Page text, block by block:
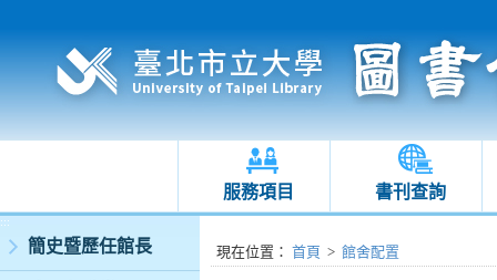
服務項目 書刊查詢
:::
簡史暨歷任館長 :::現在位置 ： 首頁 > 館舍配置